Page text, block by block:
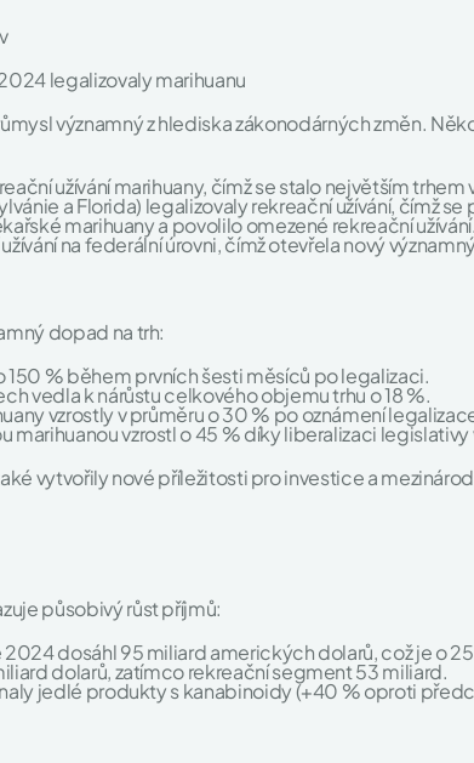
legalizovaly marihuanu
významný z hlediska zákonodárných změn.
užívání marihuany, čímž se stalo největším trhem
a Florida) legalizovaly rekreační užívání, čímž
marihuany a povolilo omezené rekreační užívání.
na federální úrovni, čímž otevřela nový
dopad na trh:
150 % během prvních šesti měsíců po legalizaci.
vedla k nárůstu celkového objemu trhu o 18 %.
vzrostly v průměru o 30 % po oznámení
marihuanou vzrostl o 45 % díky liberalizaci
vytvořily nové příležitosti pro investice a
působivý růst příjmů:
dosáhl 95 miliard amerických dolarů, což je o
dolarů, zatímco rekreační segment 53 miliard.
jedlé produkty s kanabinoidy (+40 % oproti